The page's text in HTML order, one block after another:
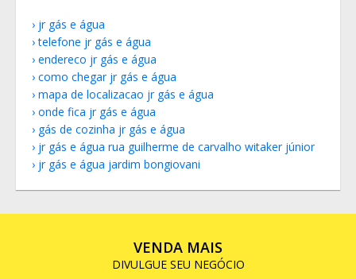
jr gás e água
telefone jr gás e água
endereco jr gás e água
como chegar jr gás e água
mapa de localizacao jr gás e água
onde fica jr gás e água
gás de cozinha jr gás e água
jr gás e água rua guilherme de carvalho witaker júnior
jr gás e água jardim bongiovani
VENDA MAIS
DIVULGUE SEU NEGÓCIO